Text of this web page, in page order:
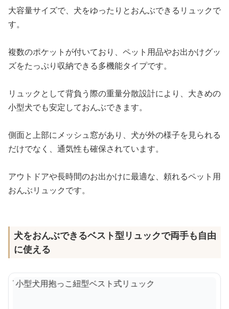
大容量サイズで、犬をゆったりとおんぶできるリュックで
す。
複数のポケットが付いており、ペット用品やお出かけグッ
ズをたっぷり収納できる多機能タイプです。
リュックとして背負う際の重量分散設計により、大きめの
小型犬でも安定しておんぶできます。
側面と上部にメッシュ窓があり、犬が外の様子を見られる
だけでなく、通気性も確保されています。
アウトドアや長時間のお出かけに最適な、頼れるペット用
おんぶリュックです。
犬をおんぶできるベスト型リュックで両手も自由
に使える